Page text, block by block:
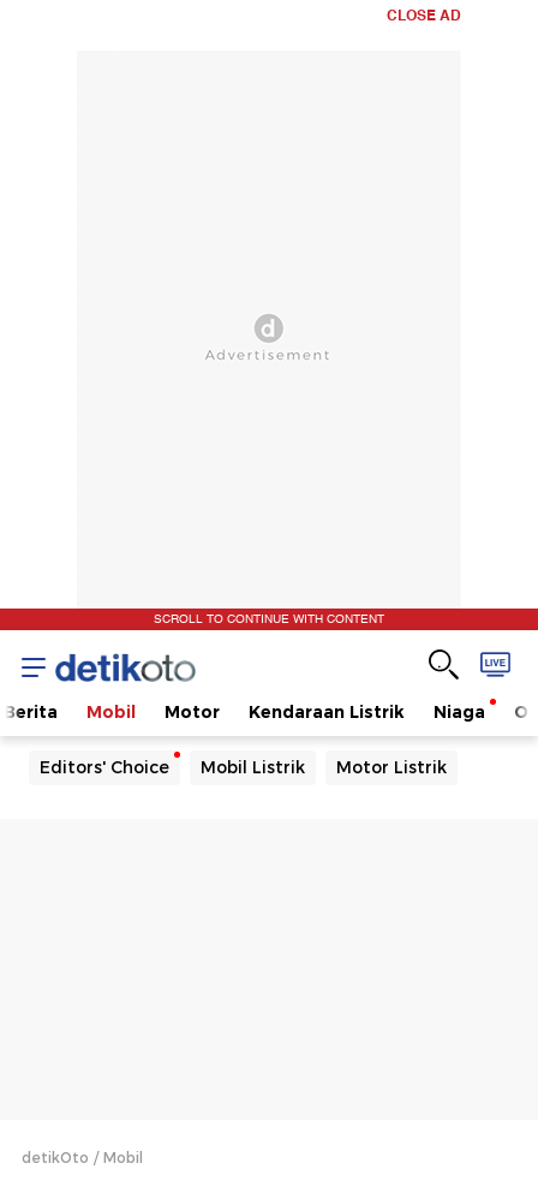
CLOSE AD
SCROLL TO CONTINUE WITH CONTENT
Berita Mobil Motor Kendaraan Listrik Niaga
Editors' Choice Mobil Listrik Motor Listrik
detikOto Mobil